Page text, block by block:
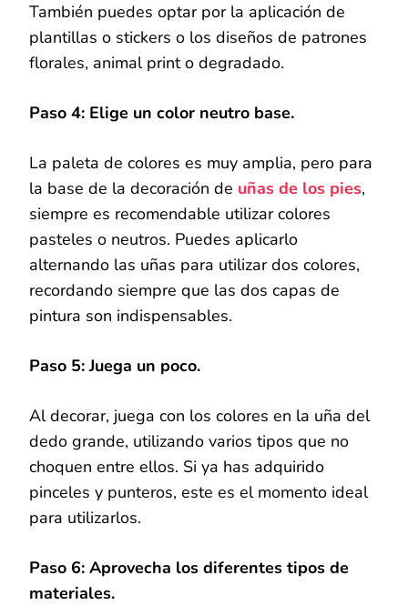
También puedes optar por la aplicación de
plantillas o stickers o los diseños de patrones
florales, animal print o degradado.
Paso 4: Elige un color neutro base.
La paleta de colores es muy amplia, pero para
la base de la decoración de uñas de los pies,
siempre es recomendable utilizar colores
pasteles o neutros. Puedes aplicarlo
alternando las uñas para utilizar dos colores,
recordando siempre que las dos capas de
pintura son indispensables.
Paso 5: Juega un poco.
Al decorar, juega con los colores en la uña del
dedo grande, utilizando varios tipos que no
choquen entre ellos. Si ya has adquirido
pinceles y punteros, este es el momento ideal
para utilizarlos.
Paso 6: Aprovecha los diferentes tipos de
materiales.